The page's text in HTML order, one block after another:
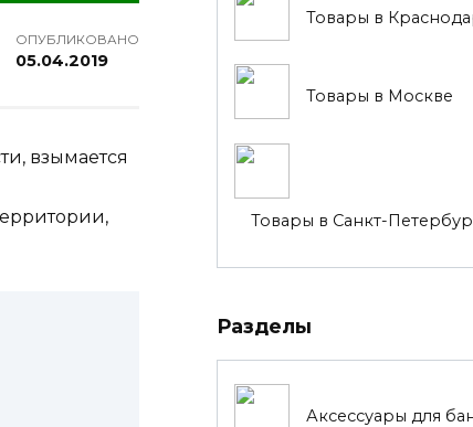
ОПУБЛИКОВАНО
05.04.2019
взымается
Товары в
Товары в Москве
Товары в Санкт-
Разделы
Аксессуары для